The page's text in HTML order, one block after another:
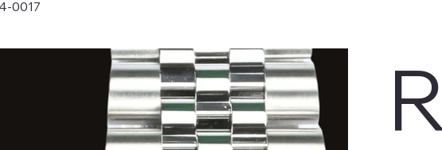
0017